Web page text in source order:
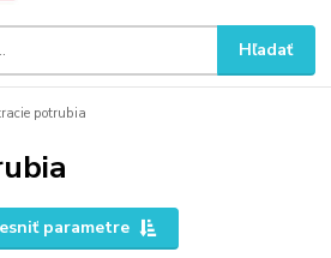
Hľadať
potrubia
parametre